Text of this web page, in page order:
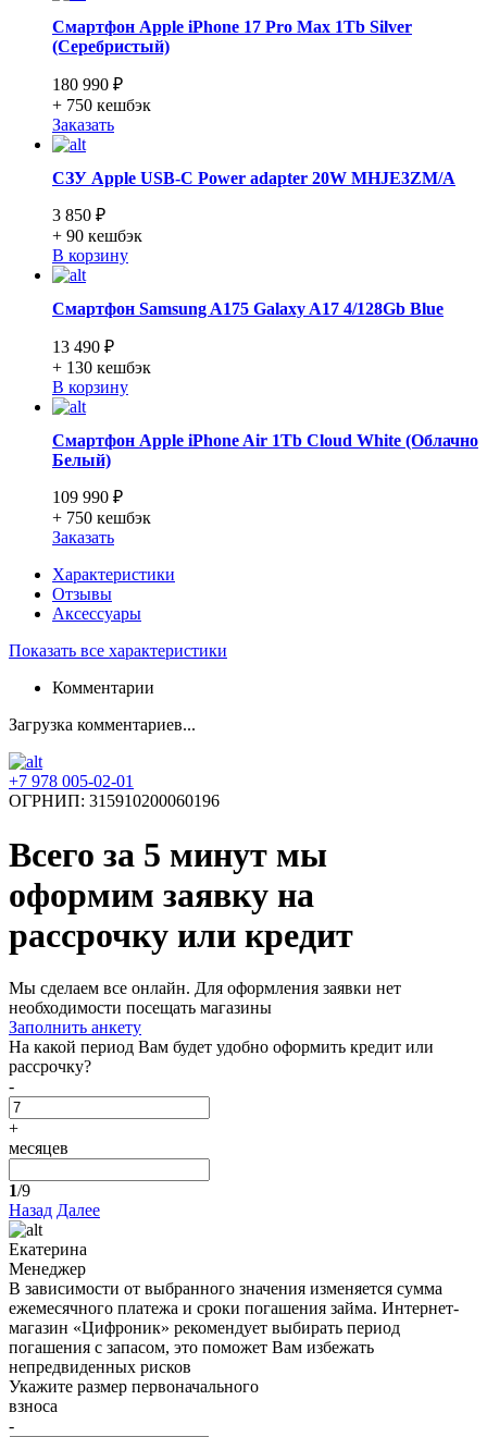
Смартфон Apple iPhone 17 Pro Max 1Tb Silver
(Серебристый)
180 990 ₽
+ 750 кешбэк
Заказать
СЗУ Apple USB-C Power adapter 20W MHJE3ZM/A
3 850 ₽
+ 90 кешбэк
В корзину
Смартфон Samsung A175 Galaxy A17 4/128Gb Blue
13 490 ₽
+ 130 кешбэк
В корзину
Смартфон Apple iPhone Air 1Tb Cloud White (Облачно
Белый)
109 990 ₽
+ 750 кешбэк
Заказать
Характеристики
Отзывы
Аксессуары
Показать все характеристики
Комментарии
Загрузка комментариев...
+7 978 005-02-01
ОГРНИП: 315910200060196
Всего за 5 минут мы
оформим заявку на
рассрочку или кредит
Мы сделаем все онлайн. Для оформления заявки нет
необходимости посещать магазины
Заполнить анкету
На какой период Вам будет удобно оформить кредит или
рассрочку?
-
+
месяцев
1/9
Назад Далее
Екатерина
Менеджер
В зависимости от выбранного значения изменяется сумма
ежемесячного платежа и сроки погашения займа. Интернет-
магазин «Цифроник» рекомендует выбирать период
погашения с запасом, это поможет Вам избежать
непредвиденных рисков
Укажите размер первоначального
взноса
-